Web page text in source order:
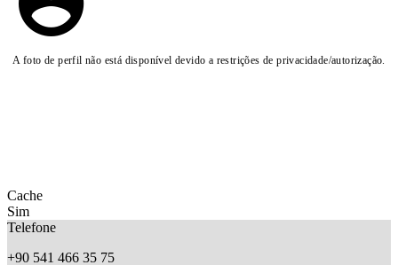
A foto de perfil não está disponível devido a restrições de privacidade/autorização.
Cache
Sim
Telefone
+90 541 466 35 75